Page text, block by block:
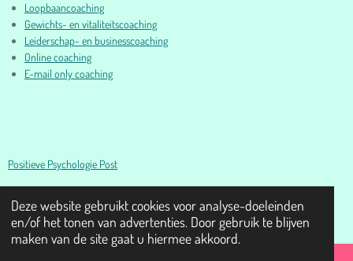
Deze website gebruikt cookies voor analyse-doeleinden
en/of het tonen van advertenties. Door gebruik te blijven
maken van de site gaat u hiermee akkoord.
Loopbaancoaching
Gewichts- en vitaliteitscoaching
Leiderschap- en businesscoaching
Online coaching
E-mail only coaching
Positieve Psychologie Post
© 2016-2026 Psychologie- en Coachpraktijk Esther Oosterling I
www.estheroosterling.nl